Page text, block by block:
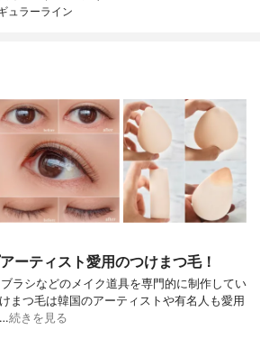
ュラーライン
ーティスト愛用のつけまつ毛！
ラシなどのメイク道具を専門的に制作してい
まつ毛は韓国のアーティストや有名人も愛用
続きを見る